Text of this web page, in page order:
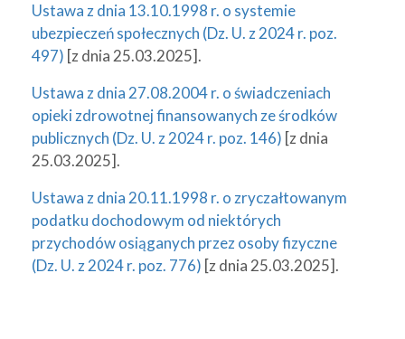
Ustawa z dnia 13.10.1998 r. o systemie
ubezpieczeń społecznych (Dz. U. z 2024 r. poz.
497) [z dnia 25.03.2025].
Ustawa z dnia 27.08.2004 r. o świadczeniach
opieki zdrowotnej finansowanych ze środków
publicznych (Dz. U. z 2024 r. poz. 146) [z dnia
25.03.2025].
Ustawa z dnia 20.11.1998 r. o zryczałtowanym
podatku dochodowym od niektórych
przychodów osiąganych przez osoby fizyczne
(Dz. U. z 2024 r. poz. 776) [z dnia 25.03.2025].